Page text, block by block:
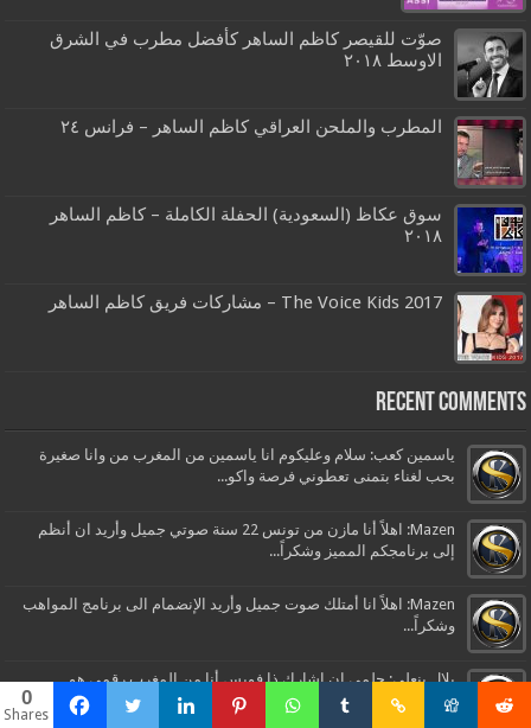
0
Shares
صوّت للقيصر كاظم الساهر كأفضل مطرب في الشرق
الاوسط ٢٠١٨
المطرب والملحن العراقي كاظم الساهر – فرانس ٢٤
سوق عكاظ (السعودية) الحفلة الكاملة – كاظم الساهر
٢٠١٨
The Voice Kids 2017 – مشاركات فريق كاظم الساهر
Recent Comments
ياسمين كعب: سلام وعليكوم انا ياسمين من المغرب من وانا صغيرة
بحب لغناء بتمنى تعطوني فرصة واكو...
Mazen: اهلاً أنا مازن من تونس 22 سنة صوتي جميل وأريد ان أنظم
إلى برنامجكم المميز وشكراً...
Mazen: اهلاً انا أمتلك صوت جميل وأريد الإنضمام الى برنامج المواهب
وشكراً...
بلال بنعلي: حلمي ان اشارك ذا فويس أنا من المغرب رقمي هو
0750725292...